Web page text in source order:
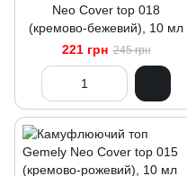
Neo Cover top 018
(кремово-бежевий), 10 мл
221 грн 245 грн